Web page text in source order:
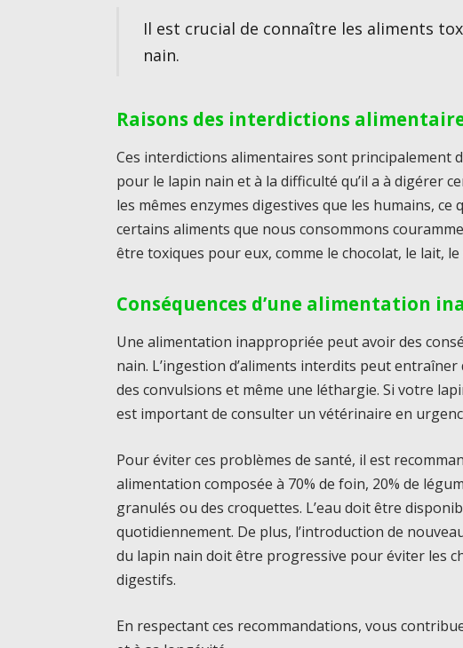
Il est crucial de connaître les aliments
nain.
Raisons des interdictions
Ces interdictions alimentaires sont principalement
pour le lapin nain et à la difficulté qu’il a à digérer
les mêmes enzymes digestives que les humains,
certains aliments que nous consommons
être toxiques pour eux, comme le chocolat, le lait, le
Conséquences d’une alimentation
Une alimentation inappropriée peut avoir des
nain. L’ingestion d’aliments interdits peut
des convulsions et même une léthargie. Si votre
est important de consulter un vétérinaire en
Pour éviter ces problèmes de santé, il est
alimentation composée à 70% de foin, 20% de
granulés ou des croquettes. L’eau doit être
quotidiennement. De plus, l’introduction de
du lapin nain doit être progressive pour éviter les
digestifs.
En respectant ces recommandations, vous